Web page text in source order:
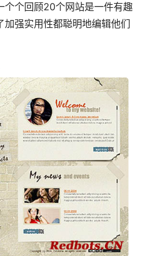
个个回顾20个网站是一件有趣
强实用性都聪明地编辑他们